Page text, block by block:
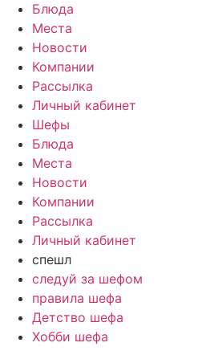
Блюда
Места
Новости
Компании
Рассылка
Личный кабинет
Шефы
Блюда
Места
Новости
Компании
Рассылка
Личный кабинет
спешл
следуй за шефом
правила шефа
Детство шефа
Хобби шефа